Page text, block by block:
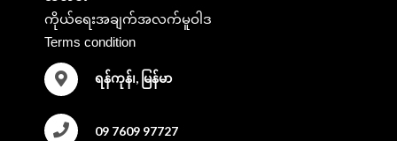
ကိုယ်ရေးအချက်အလက်မူဝါဒ
Terms condition
ရန်ကုန်၊, မြန်မာ
09 7609 97727